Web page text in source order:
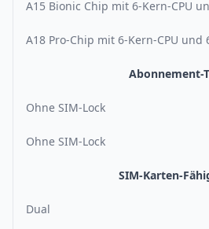
A15 Bionic Chip mit 6-Kern-CPU
A18 Pro-Chip mit 6-Kern-CPU und
Abonnement-
Ohne SIM-Lock
Ohne SIM-Lock
SIM-Karten-
Dual